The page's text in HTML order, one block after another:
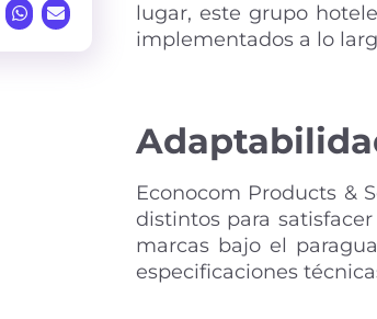
lugar, este grupo
implementados a lo
Econocom Products &
distintos para
marcas bajo el
especificaciones